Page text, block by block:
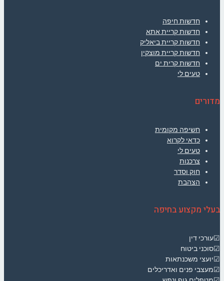
חדשות חיפה
חדשות קריית אתא
חדשות קריית ביאליק
חדשות קריית מוצקין
חדשות קרית ים
טעים לי
מדורים
חשיפה מקומית
כדאי לקרוא
טעים לי
צרכנות
חוק וסדר
הצהבת
בעלי מקצוע בחיפה
☑עורכי דין
☑סוכני ביטוח
☑יועצי משכנתאות
☑מעצבי פנים ואדריכלים